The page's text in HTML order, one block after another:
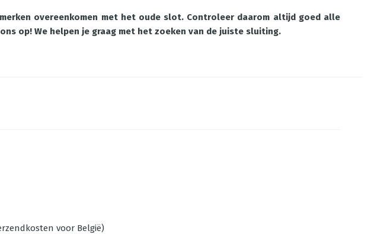
overeenkomen met het oude slot. Controleer daarom altijd goed alle
op! We helpen je graag met het zoeken van de juiste sluiting.
voor België)